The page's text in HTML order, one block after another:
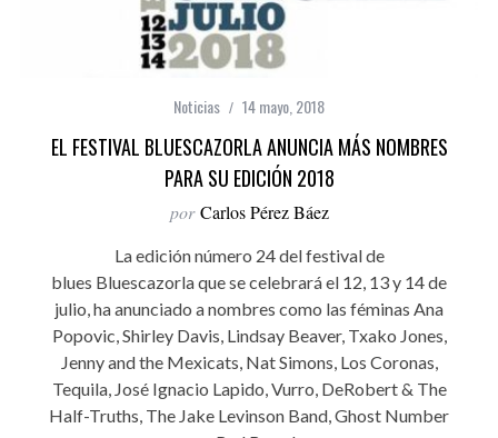
Noticias 14 mayo, 2018
EL FESTIVAL BLUESCAZORLA ANUNCIA MÁS NOMBRES
PARA SU EDICIÓN 2018
por Carlos Pérez Báez
La edición número 24 del festival de
blues Bluescazorla que se celebrará el 12, 13 y 14 de
julio, ha anunciado a nombres como las féminas Ana
Popovic, Shirley Davis, Lindsay Beaver, Txako Jones,
Jenny and the Mexicats, Nat Simons, Los Coronas,
Tequila, José Ignacio Lapido, Vurro, DeRobert & The
Half-Truths, The Jake Levinson Band, Ghost Number